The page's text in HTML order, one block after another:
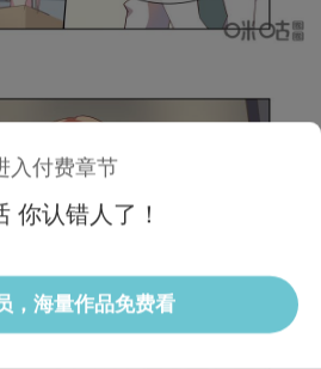
当前话
入付费章节
你认错人了！
，海量作品免费看